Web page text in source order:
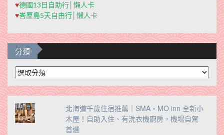
♥德國13日自助行│懶人卡
♥峇厘島5天自由行│懶人卡
分類
分
類
北海道千歲住宿推薦｜SMA・MO inn 全新小
木屋！自助入住、有洗衣機廚房，機場自駕
首選